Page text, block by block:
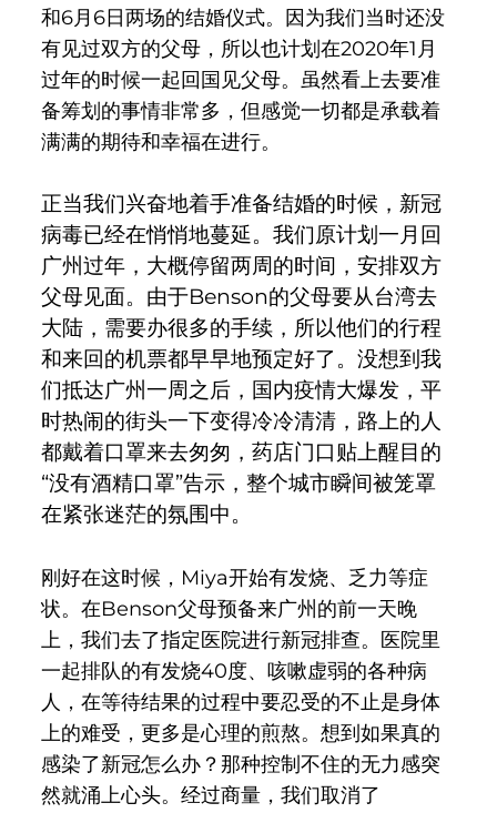
和6月6日两场的结婚仪式。因为我们当时还没
有见过双方的父母，所以也计划在2020年1月
过年的时候一起回国见父母。虽然看上去要准
备筹划的事情非常多，但感觉一切都是承载着
满满的期待和幸福在进行。
正当我们兴奋地着手准备结婚的时候，新冠
病毒已经在悄悄地蔓延。我们原计划一月回
广州过年，大概停留两周的时间，安排双方
父母见面。由于Benson的父母要从台湾去
大陆，需要办很多的手续，所以他们的行程
和来回的机票都早早地预定好了。没想到我
们抵达广州一周之后，国内疫情大爆发，平
时热闹的街头一下变得冷冷清清，路上的人
都戴着口罩来去匆匆，药店门口贴上醒目的
“没有酒精口罩”告示，整个城市瞬间被笼罩
在紧张迷茫的氛围中。
刚好在这时候，Miya开始有发烧、乏力等症
状。在Benson父母预备来广州的前一天晚
上，我们去了指定医院进行新冠排查。医院里
一起排队的有发烧40度、咳嗽虚弱的各种病
人，在等待结果的过程中要忍受的不止是身体
上的难受，更多是心理的煎熬。想到如果真的
感染了新冠怎么办？那种控制不住的无力感突
然就涌上心头。经过商量，我们取消了